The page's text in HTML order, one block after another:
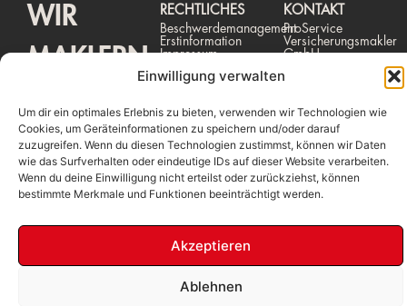
Einwilligung verwalten
Um dir ein optimales Erlebnis zu bieten, verwenden wir Technologien wie
Cookies, um Geräteinformationen zu speichern und/oder darauf
zuzugreifen. Wenn du diesen Technologien zustimmst, können wir Daten
wie das Surfverhalten oder eindeutige IDs auf dieser Website verarbeiten.
Wenn du deine Einwilligung nicht erteilst oder zurückziehst, können
bestimmte Merkmale und Funktionen beeinträchtigt werden.
Akzeptieren
Ablehnen
WIR
MAKLERN
SCHON!
RECHTLICHES
Beschwerdemanagement
Erstinformation
Impressum
KONTAKT
ProService
Versicherungsmakler
GmbH
45, 50667
931 254 - 0